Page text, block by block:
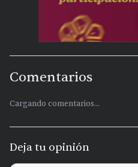
Comentarios
Cargando comentarios...
Deja tu opinión